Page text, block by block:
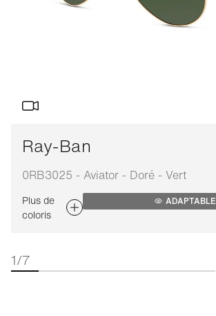
Ray-Ban
0RB3025 - Aviator - Doré - Vert
Plus de
coloris
ADAPTABLE
1/7